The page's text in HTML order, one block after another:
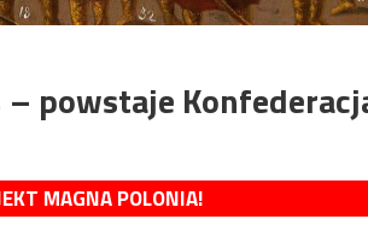
powstaje
MAGNA POLONIA!